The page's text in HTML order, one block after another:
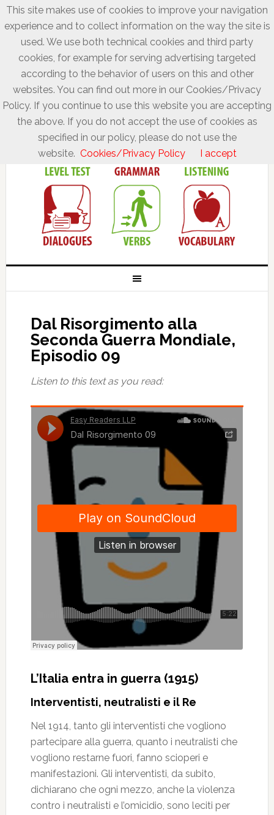
Dal Risorgimento alla
Seconda Guerra Mondiale,
Episodio 09
Listen to this text as you read:
L’Italia entra in guerra (1915)
Interventisti, neutralisti e il Re
Nel 1914, tanto gli interventisti che vogliono
partecipare alla guerra, quanto i neutralisti che
vogliono restarne fuori, fanno scioperi e
manifestazioni. Gli interventisti, da subito,
dichiarano che ogni mezzo, anche la violenza
contro i neutralisti e l’omicidio, sono leciti per
This site makes use of cookies to improve your navigation
experience and to collect information on the way the site is
used. We use both technical cookies and third party
cookies, for example for serving advertising targeted
according to the behavior of users on this and other
websites. You can find out more in our Cookies/Privacy
Policy. If you continue to use this website you are accepting
the above. If you do not accept the use of cookies as
specified in our policy, please do not use the
website. Cookies/Privacy Policy I accept